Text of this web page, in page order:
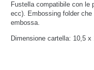
Fustella compatibile con le
ecc). Embossing folder
embossa.
Dimensione cartella: 10,5 x